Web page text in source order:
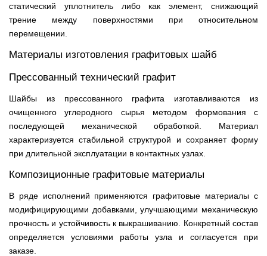
статический уплотнитель либо как элемент, снижающий
трение между поверхностями при относительном
перемещении.
Материалы изготовления графитовых шайб
Прессованный технический графит
Шайбы из прессованного графита изготавливаются из
очищенного углеродного сырья методом формования с
последующей механической обработкой. Материал
характеризуется стабильной структурой и сохраняет форму
при длительной эксплуатации в контактных узлах.
Композиционные графитовые материалы
В ряде исполнений применяются графитовые материалы с
модифицирующими добавками, улучшающими механическую
прочность и устойчивость к выкрашиванию. Конкретный состав
определяется условиями работы узла и согласуется при
заказе.